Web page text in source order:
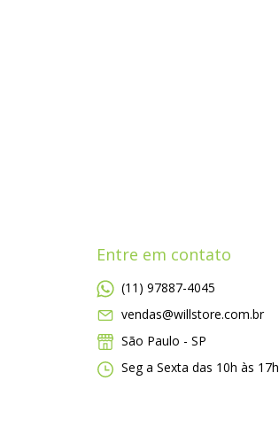
Entre em contato
(11) 97887-4045
vendas@willstore.com.br
São Paulo - SP
Seg a Sexta das 10h às 17h